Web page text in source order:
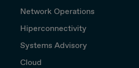
Network Operations
Hiperconnectivity
Systems Advisory
Cloud